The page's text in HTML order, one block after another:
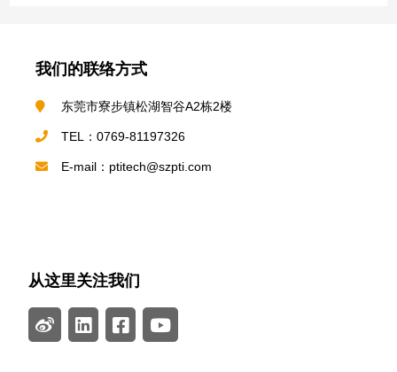
我们的联络方式
东莞市寮步镇松湖智谷A2栋2楼
TEL：0769-81197326
E-mail：ptitech@szpti.com
从这里关注我们